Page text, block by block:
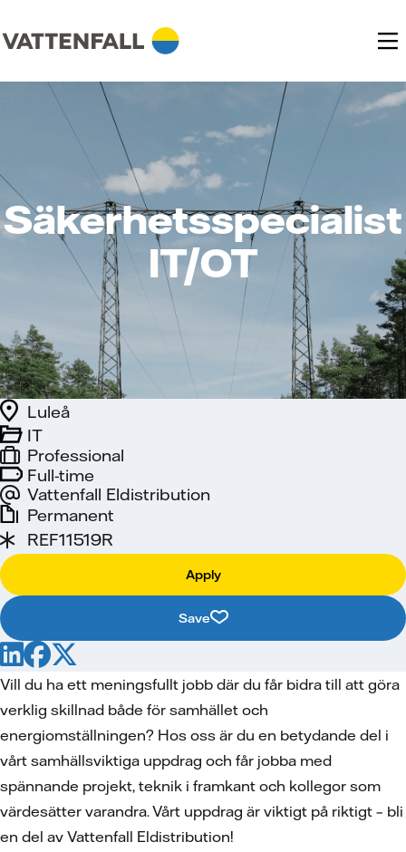
Säkerhetsspecialist
IT/OT
Full-time
Vattenfall Eldistribution
IT
Luleå
Professional
Permanent
REF11519R
Apply
Save
Vill du ha ett meningsfullt jobb där du får bidra till att göra
verklig skillnad både för samhället och
energiomställningen? Hos oss är du en betydande del i
vårt samhällsviktiga uppdrag och får jobba med
spännande projekt, teknik i framkant och kollegor som
värdesätter varandra. Vårt uppdrag är viktigt på riktigt – bli
en del av Vattenfall Eldistribution!